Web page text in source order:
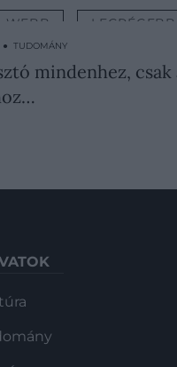
WEBB
● TUDOMÁNY
mindenhez, csak